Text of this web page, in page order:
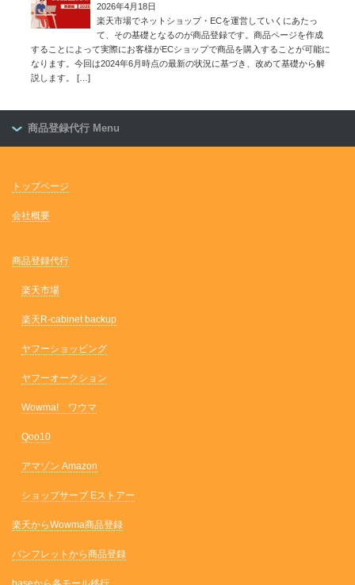
2026年4月18日
楽天市場でネットショップ・ECを運営していくにあたっ
て、その基礎となるのが商品登録です。商品ページを作成
することによって実際にお客様がECショップで商品を購入することが可能に
なります。今回は2024年6月時点の最新の状況に基づき、改めて基礎から解
説します。
[…]
商品登録代行 Menu
トップページ
会社概要
商品登録代行
楽天市場
楽天R-cabinet backup
ヤフーショッピング
ヤフーオークション
Wowma! ワウマ
Qoo10
アマゾン Amazon
ショップサーブ Eストアー
楽天からWowma商品登録
パンフレットから商品登録